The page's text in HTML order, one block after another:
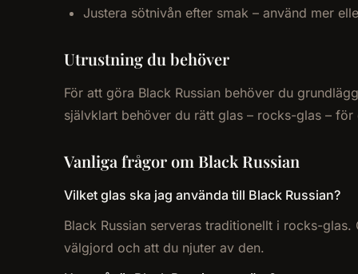
Justera sötnivån efter smak – använd mer
Utrustning du behöver
För att göra Black Russian behöver du
självklart behöver du rätt glas – rocks-glas – för
Vanliga frågor om Black Russian
Vilket glas ska jag använda till Black Russian?
Black Russian serveras traditionellt i rocks-
välgjord och att du njuter av den.